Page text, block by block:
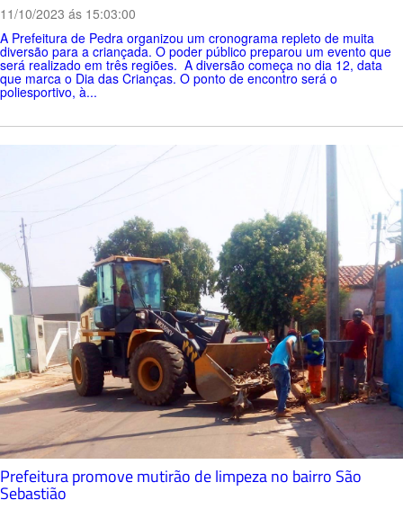
11/10/2023 ás 15:03:00
A Prefeitura de Pedra organizou um cronograma repleto de muita
diversão para a criançada. O poder público preparou um evento que
será realizado em três regiões. A diversão começa no dia 12, data
que marca o Dia das Crianças. O ponto de encontro será o
poliesportivo, à...
Prefeitura promove mutirão de limpeza no bairro São
Sebastião